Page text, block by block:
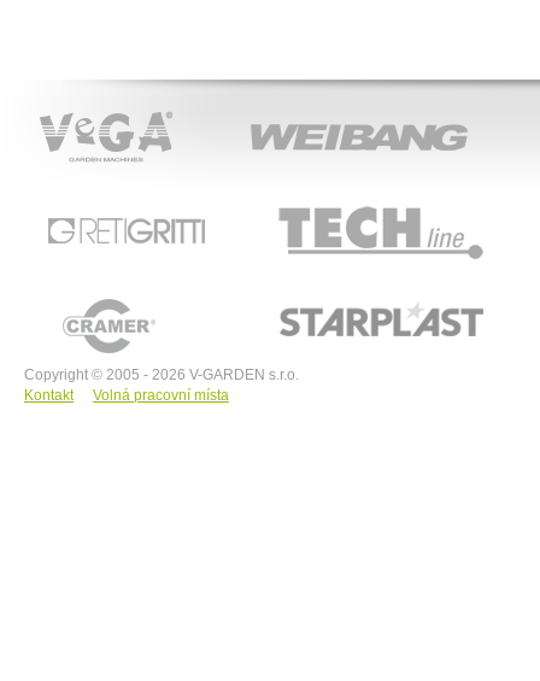
Copyright © 2005 - 2026 V-GARDEN s.r.o.
Kontakt
Volná pracovní místa